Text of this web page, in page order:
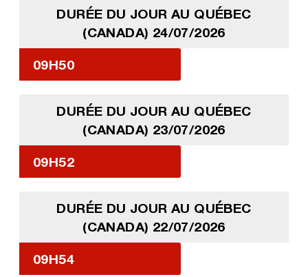
DURÉE DU JOUR AU QUÉBEC
(CANADA) 24/07/2026
09H50
DURÉE DU JOUR AU QUÉBEC
(CANADA) 23/07/2026
09H52
DURÉE DU JOUR AU QUÉBEC
(CANADA) 22/07/2026
09H54